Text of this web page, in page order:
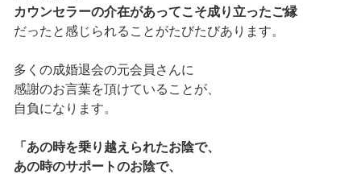
カウンセラーの介在があってこそ成り立ったご縁
だったと感じられることがたびたびあります。
多くの成婚退会の元会員さんに
感謝のお言葉を頂けていることが、
自負になります。
「あの時を乗り越えられたお陰で、
あの時のサポートのお陰で、